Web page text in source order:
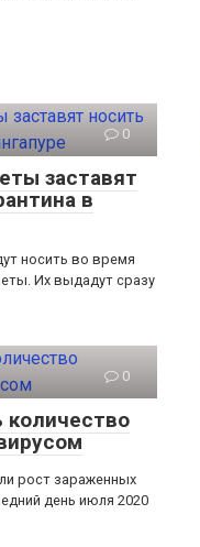
0
заставят
в
носить во время
Их выдадут сразу
0
количество
рост зараженных
день июля 2020